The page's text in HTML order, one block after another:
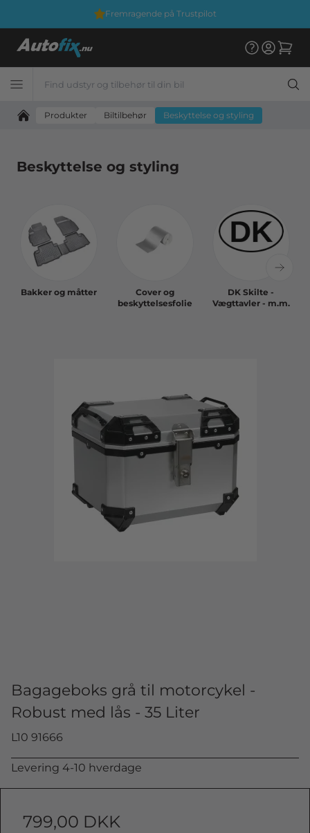
Fremragende på Trustpilot
Produkter Biltilbehør Beskyttelse og styling
Beskyttelse og styling
Bakker og måtter
Cover og
beskyttelsesfolie
DK Skilte -
Vægttavler - m.m.
Bagageboks grå til motorcykel -
Robust med lås - 35 Liter
L10 91666
Levering 4-10 hverdage
799,00 DKK